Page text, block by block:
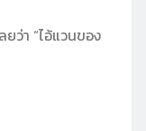
ว่า “ไอ้แวนของ